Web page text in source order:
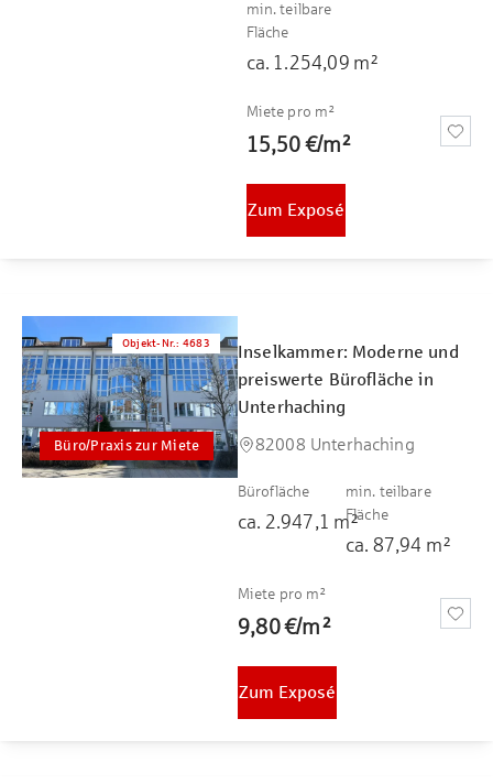
min. teilbare
Fläche
ca. 1.254,09 m²
Miete pro m²
15,50 €/m²
Zum Exposé
Büro/Praxis zur Miete
Objekt-Nr.: 4683
Inselkammer: Moderne und
preiswerte Bürofläche in
Unterhaching
82008 Unterhaching
Bürofläche
ca. 2.947,1 m²
min. teilbare
Fläche
ca. 87,94 m²
Miete pro m²
9,80 €/m²
Zum Exposé